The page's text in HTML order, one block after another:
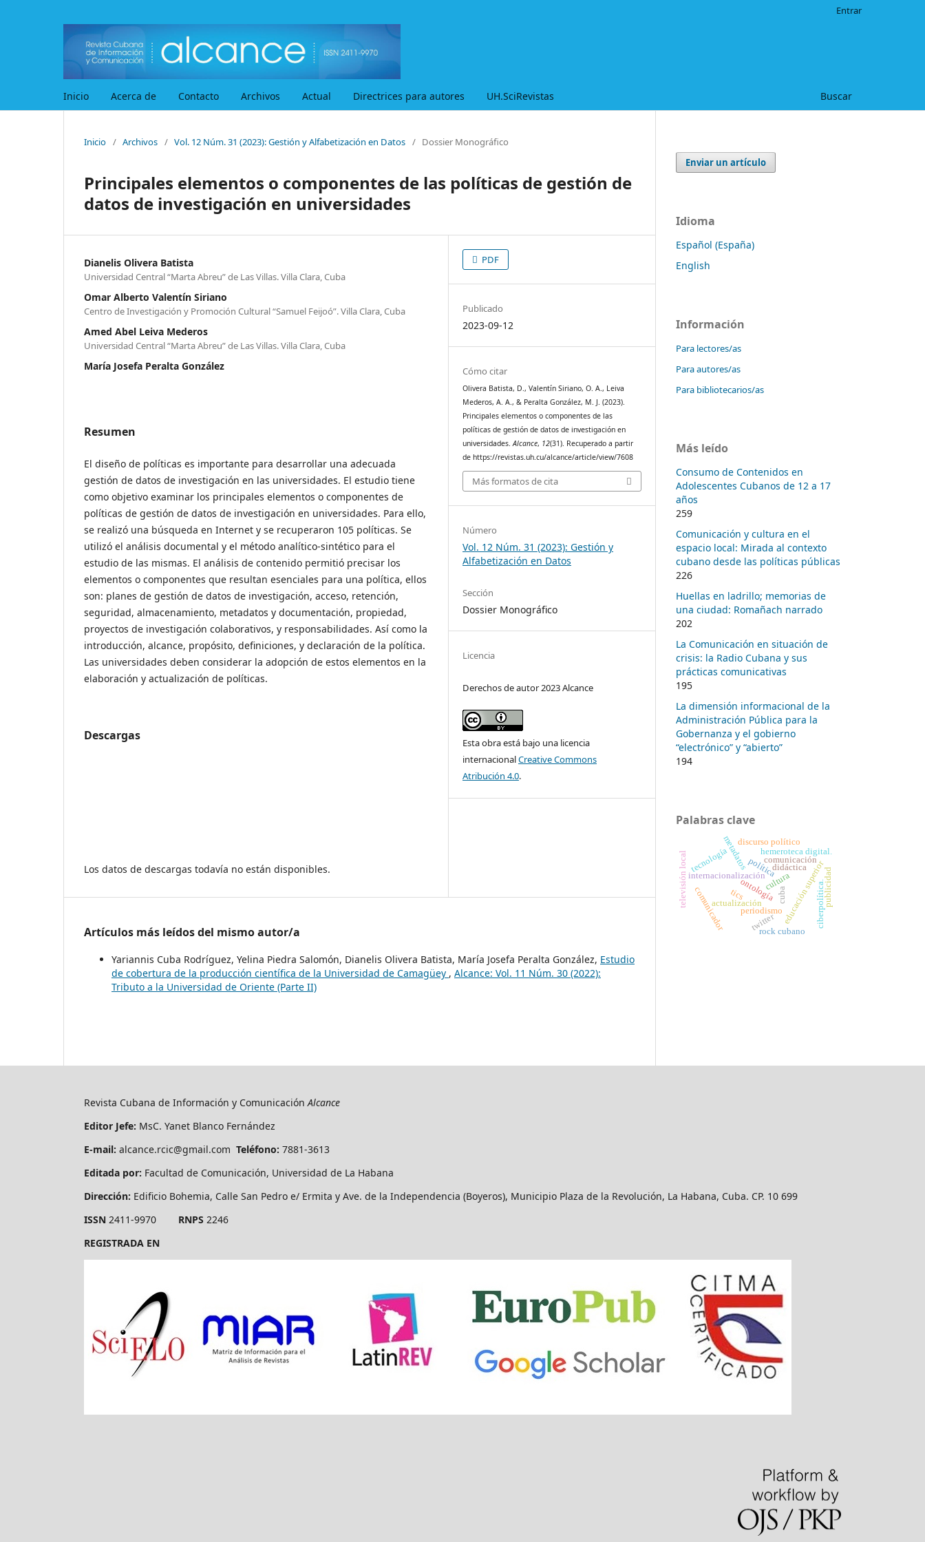
Inicio Acerca de Contacto Archivos Actual Directrices para autores UH.SciRevistas Buscar
Entrar
Inicio / Archivos / Vol. 12 Núm. 31 (2023): Gestión y Alfabetización en Datos / Dossier Monográfico
Principales elementos o componentes de las políticas de gestión de
datos de investigación en universidades
Dianelis Olivera Batista
Universidad Central “Marta Abreu” de Las Villas. Villa Clara, Cuba
Omar Alberto Valentín Siriano
Centro de Investigación y Promoción Cultural “Samuel Feijoó”. Villa Clara, Cuba
Amed Abel Leiva Mederos
Universidad Central “Marta Abreu” de Las Villas. Villa Clara, Cuba
María Josefa Peralta González
Resumen
El diseño de políticas es importante para desarrollar una adecuada
gestión de datos de investigación en las universidades. El estudio tiene
como objetivo examinar los principales elementos o componentes de
políticas de gestión de datos de investigación en universidades. Para ello,
se realizó una búsqueda en Internet y se recuperaron 105 políticas. Se
utilizó el análisis documental y el método analítico-sintético para el
estudio de las mismas. El análisis de contenido permitió precisar los
elementos o componentes que resultan esenciales para una política, ellos
son: planes de gestión de datos de investigación, acceso, retención,
seguridad, almacenamiento, metadatos y documentación, propiedad,
proyectos de investigación colaborativos, y responsabilidades. Así como la
introducción, alcance, propósito, definiciones, y declaración de la política.
Las universidades deben considerar la adopción de estos elementos en la
elaboración y actualización de políticas.
Descargas
Los datos de descargas todavía no están disponibles.
PDF
Publicado
2023-09-12
Cómo citar
Olivera Batista, D., Valentín Siriano, O. A., Leiva
Mederos, A. A., & Peralta González, M. J. (2023).
Principales elementos o componentes de las
políticas de gestión de datos de investigación en
universidades.Alcance, 12(31). Recuperado a partir
de https://revistas.uh.cu/alcance/article/view/7608
Más formatos de cita
Número
Vol. 12 Núm. 31 (2023): Gestión y
Alfabetización en Datos
Sección
Dossier Monográfico
Licencia
Derechos de autor 2023 Alcance
Esta obra está bajo una licencia
internacionalCreative Commons
Atribución 4.0.
Artículos más leídos del mismo autor/a
Yariannis Cuba Rodríguez, Yelina Piedra Salomón, Dianelis Olivera Batista, María Josefa Peralta González, Estudio
de cobertura de la producción científica de la Universidad de Camagüey , Alcance: Vol. 11 Núm. 30 (2022):
Tributo a la Universidad de Oriente (Parte II)
Enviar un artículo
Idioma
Español (España)
English
Información
Para lectores/as
Para autores/as
Para bibliotecarios/as
Más leído
Consumo de Contenidos en
Adolescentes Cubanos de 12 a 17
años
259
Comunicación y cultura en el
espacio local: Mirada al contexto
cubano desde las políticas públicas
226
Huellas en ladrillo; memorias de
una ciudad: Romañach narrado
202
La Comunicación en situación de
crisis: la Radio Cubana y sus
prácticas comunicativas
195
La dimensión informacional de la
Administración Pública para la
Gobernanza y el gobierno
“electrónico” y “abierto”
194
Palabras clave
cuba
periodismo
actualización
políticacomunicación
internacionalización
educación superior
comunicador publicidad
ontología
metadatos hemeroteca digital.
televisión local cultura
discurso político
twitter ciberpolítica.
tecnología
tics
didáctica
rock cubano
Revista Cubana de Información y ComunicaciónAlcance
Editor Jefe: MsC. Yanet Blanco Fernández
E-mail: alcance.rcic@gmail.com Teléfono: 7881-3613
Editada por: Facultad de Comunicación, Universidad de La Habana
Dirección: Edificio Bohemia, Calle San Pedro e/ Ermita y Ave. de la Independencia (Boyeros), Municipio Plaza de la Revolución, La Habana, Cuba. CP. 10 699
ISSN 2411-9970 RNPS 2246
REGISTRADA EN